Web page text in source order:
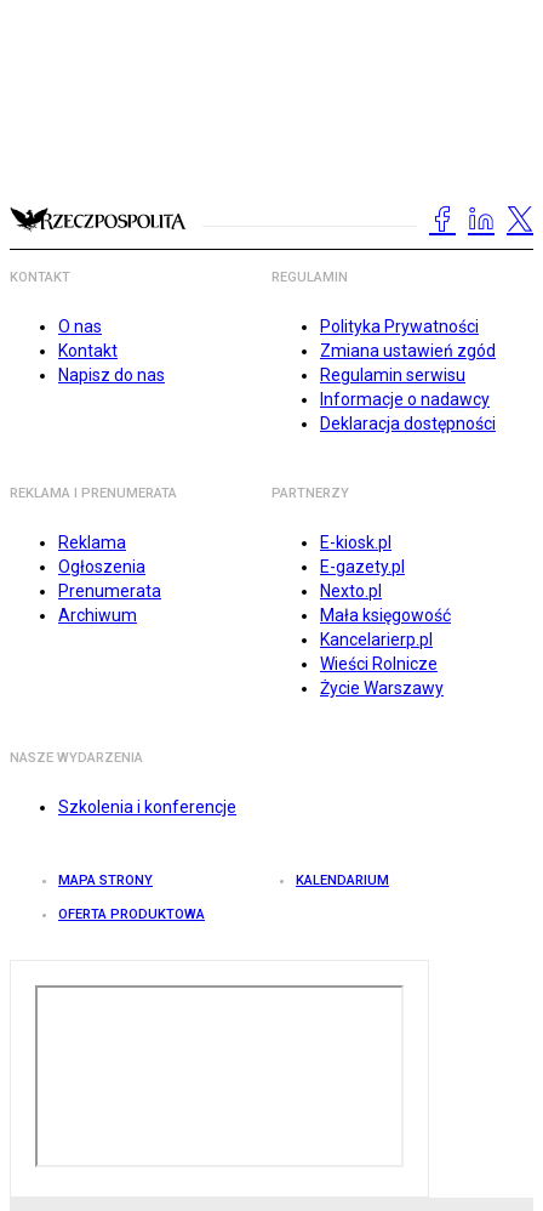
KONTAKT
O nas
Kontakt
Napisz do nas
REGULAMIN
Polityka Prywatności
Zmiana ustawień zgód
Regulamin serwisu
Informacje o nadawcy
Deklaracja dostępności
REKLAMA I PRENUMERATA
Reklama
Ogłoszenia
Prenumerata
Archiwum
PARTNERZY
E-kiosk.pl
E-gazety.pl
Nexto.pl
Mała księgowość
Kancelarierp.pl
Wieści Rolnicze
Życie Warszawy
NASZE WYDARZENIA
Szkolenia i konferencje
MAPA STRONY KALENDARIUM
OFERTA PRODUKTOWA